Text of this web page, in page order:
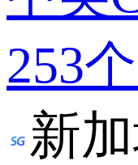
253
新